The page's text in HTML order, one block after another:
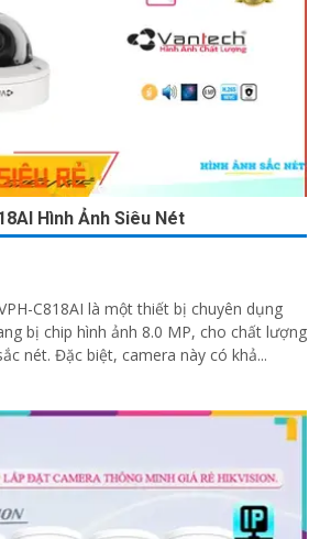
Hình Ảnh Siêu Nét
C818AI là một thiết bị chuyên dụng
bị chip hình ảnh 8.0 MP, cho chất lượng
hình ảnh rõ nét và sắc nét. Đặc biệt, camera này có khả...